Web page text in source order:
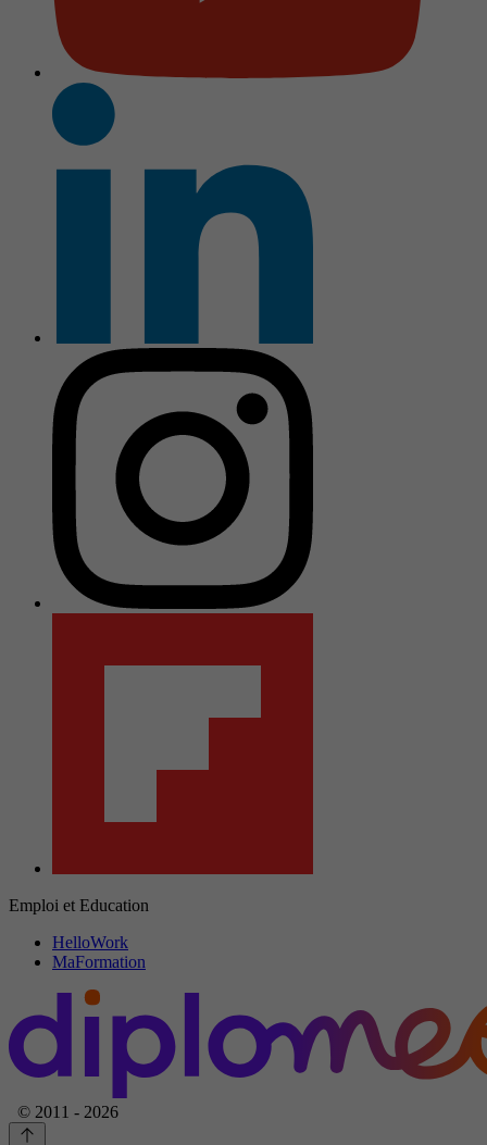
Emploi et Education
HelloWork
MaFormation
© 2011 - 2026